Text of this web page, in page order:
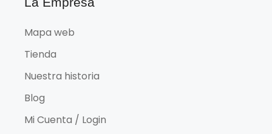
Mapa web
Tienda
Nuestra historia
Blog
Mi Cuenta / Login